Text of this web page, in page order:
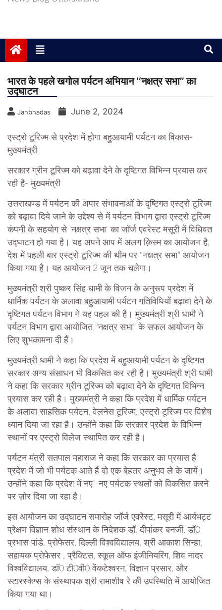
भारत के पहले खगोल पर्यटन अभियान ‘‘नक्षत्र सभा’’ का
उद्घाटन
Janbhadas June 2, 2024
एस्ट्रो टूरिज्म से प्रदेश में होगा बहुआयामी पर्यटन का विकास-
मुख्यमंत्री
सरकार ग्रीन टूरिज्म को बढ़ावा देने के दृष्टिगत विभिन्न प्रयास कर
रही है- मुख्यमंत्री
उत्तराखण्ड में पर्यटन की अपार संभावनाओं के दृष्टिगत एस्ट्रो टूरिज्म
को बढ़ावा दिये जाने के उद्देश्य से में पर्यटन विभाग द्वारा एस्ट्रो टूरिज्म
कंपनी के सहयोग से ‘नक्षत्र सभा‘ का जॉर्ज एवरेस्ट मसूरी में विधिवत
उद्घाटन हो गया है। यह अपने आप में अलग क़िस्म का आयोजन है,
देश में पहली बार एस्ट्रो टूरिज्म की थीम पर “नक्षत्र सभा” आयोजन
किया गया है। यह आयोजन 2 जून तक चलेगा।
मुख्यमंत्री श्री पुष्कर सिंह धामी के विजन के अनुरूप प्रदेश में
धार्मिक पर्यटन के अलावा बहुआयामी पर्यटन गतिविधियों बढ़ावा देने के
दृष्टिगत पर्यटन विभाग ने यह पहल की है। मुख्यमंत्री श्री धामी ने
पर्यटन विभाग द्वारा आयोजित “नक्षत्र सभा” के सफल आयोजन के
लिए शुभकामना दी हैं।
मुख्यमंत्री धामी ने कहा कि प्रदेश में बहुआयामी पर्यटन के दृष्टिगत
सरकार अन्य संसाधन भी विकसित कर रही है। मुख्यमंत्री श्री धामी
ने कहा कि सरकार ग्रीन टूरिज्म को बढ़ावा देने के दृष्टिगत विभिन्न
प्रयास कर रही है। मुख्यमंत्री ने कहा कि प्रदेश में धार्मिक पर्यटन
के अलावा साहसिक पर्यटन, वेलनेस टूरिज्म, एस्ट्रो टूरिज्म पर विशेष
ध्यान दिया जा रहा है। उन्होंने कहा कि सरकार प्रदेश के विभिन्न
स्थानों पर एस्ट्रो विलेज स्थापित कर रही है।
पर्यटन मंत्री सतपाल महाराज ने कहा कि सरकार का प्रयास है
प्रदेश में जो भी पर्यटक आते हैं वो एक बेहतर अनुभव ले के जायें।
उन्होंने कहा कि प्रदेश में नए -नए पर्यटक स्थलों को विकसित करने
पर ज़ोर दिया जा रहा है।
इस आयोजन का उद्घाटन समारोह जॉर्ज एवरेस्ट, मसूरी में आर्यभट्ट
प्रेक्षण विज्ञान शोध संस्थान के निदेशक डॉ. दीपांकर बनर्जी, डॉ0
प्रभास पांडे, प्रोफेसर, दिल्ली विश्वविद्यालय, श्री आकाश सिन्हा,
सहायक प्रोफेसर , प्रैक्टिस, स्कूल ऑफ इंजीनियरिंग, शिव नादर
विश्वविद्यालय, डॉ0 टी0वी0 वेंकटेश्वरन, विज्ञान प्रसार, और
स्टारस्केप्स के संस्थापक श्री रामाशीष रे की उपस्थिति में आयोजित
किया गया था।